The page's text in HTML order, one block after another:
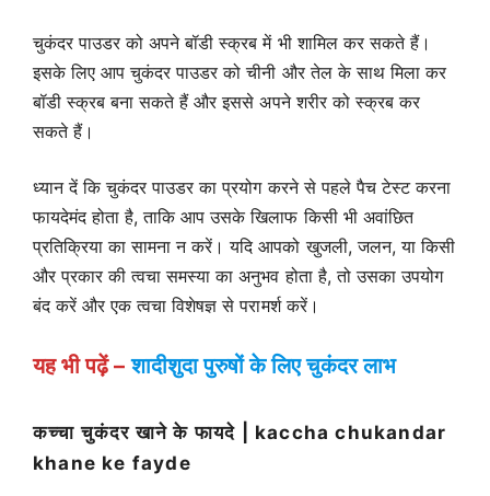
चुकंदर पाउडर को अपने बॉडी स्क्रब में भी शामिल कर सकते हैं।
इसके लिए आप चुकंदर पाउडर को चीनी और तेल के साथ मिला कर
बॉडी स्क्रब बना सकते हैं और इससे अपने शरीर को स्क्रब कर
सकते हैं।
ध्यान दें कि चुकंदर पाउडर का प्रयोग करने से पहले पैच टेस्ट करना
फायदेमंद होता है, ताकि आप उसके खिलाफ किसी भी अवांछित
प्रतिक्रिया का सामना न करें। यदि आपको खुजली, जलन, या किसी
और प्रकार की त्वचा समस्या का अनुभव होता है, तो उसका उपयोग
बंद करें और एक त्वचा विशेषज्ञ से परामर्श करें।
यह भी पढ़ें – शादीशुदा पुरुषों के लिए चुकंदर लाभ
कच्चा चुकंदर खाने के फायदे | kaccha chukandar
khane ke fayde